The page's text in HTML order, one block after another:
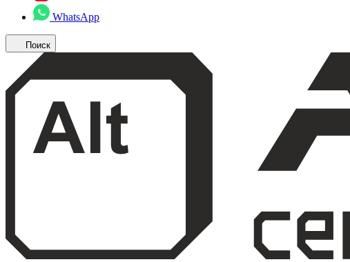
WhatsApp
Поиск